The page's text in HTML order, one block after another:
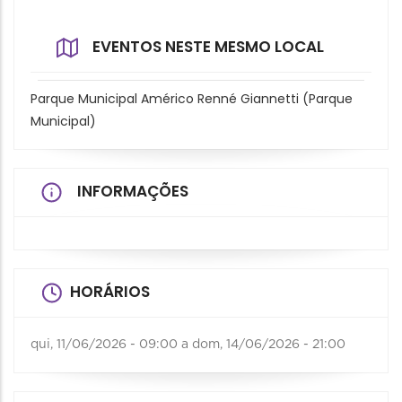
EVENTOS NESTE MESMO LOCAL
Parque Municipal Américo Renné Giannetti (Parque
Municipal)
INFORMAÇÕES
HORÁRIOS
qui, 11/06/2026 - 09:00 a dom, 14/06/2026 - 21:00